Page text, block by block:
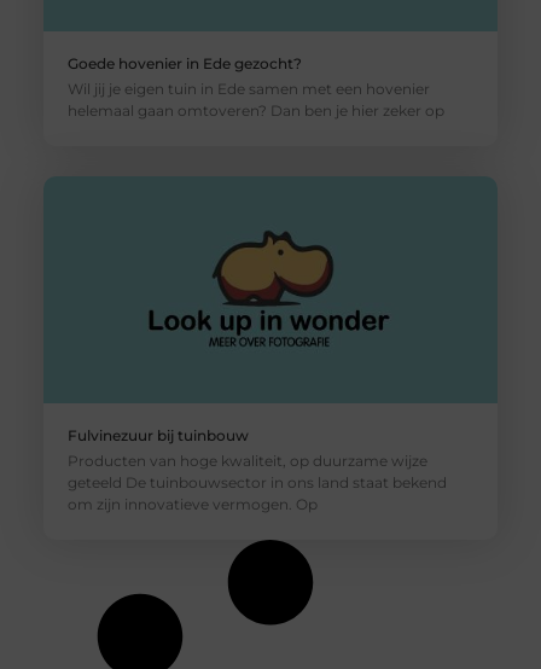
Goede hovenier in Ede gezocht?
Wil jij je eigen tuin in Ede samen met een hovenier
helemaal gaan omtoveren? Dan ben je hier zeker op
Fulvinezuur bij tuinbouw
Producten van hoge kwaliteit, op duurzame wijze
geteeld De tuinbouwsector in ons land staat bekend
om zijn innovatieve vermogen. Op